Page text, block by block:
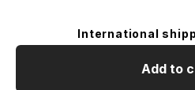
International
Add to